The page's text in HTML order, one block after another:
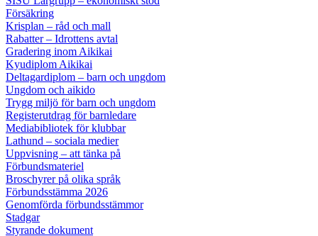
Försäkring
Krisplan – råd och mall
Rabatter – Idrottens avtal
Gradering inom Aikikai
Kyudiplom Aikikai
Deltagardiplom – barn och ungdom
Ungdom och aikido
Trygg miljö för barn och ungdom
Registerutdrag för barnledare
Mediabibliotek för klubbar
Lathund – sociala medier
Uppvisning – att tänka på
Förbundsmateriel
Broschyrer på olika språk
Förbundsstämma 2026
Genomförda förbundsstämmor
Stadgar
Styrande dokument